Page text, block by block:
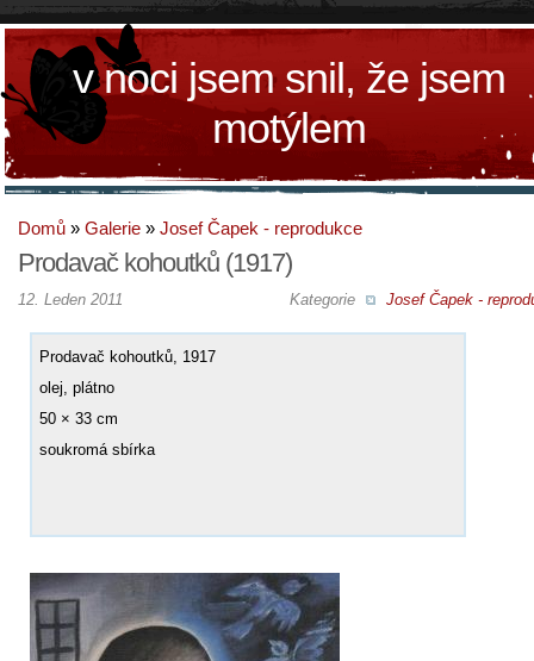
v noci jsem snil, že jsem
motýlem
Domů » Galerie » Josef Čapek - reprodukce
Prodavač kohoutků (1917)
Kategorie Josef Čapek -
12. Leden 2011
Prodavač kohoutků, 1917
olej, plátno
50 × 33 cm
soukromá sbírka